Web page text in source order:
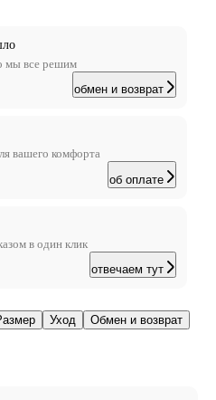
мы все решим
обмен и возврат
вашего комфорта
об оплате
в один клик
отвечаем тут
Уход Обмен и возврат